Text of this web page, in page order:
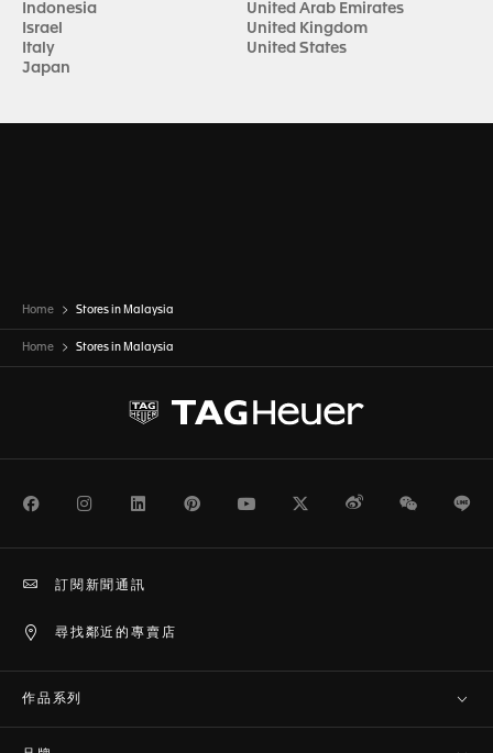
Indonesia
Israel
Italy
Japan
United Arab Emirates
United Kingdom
United States
Home Stores in Malaysia
Home Stores in Malaysia
FacebookInstagramLinkedInPinterestYoutubeTwitterWeiboWeChat
尋找鄰近的專賣店
訂閱新聞通訊
作品系列